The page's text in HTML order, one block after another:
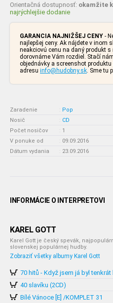
Orientačná dostupnosť: okamžite
najrýchlejšie dodanie
GARANCIA NAJNIŽŠEJ CENY -
najlepšej ceny. Ak nájdete v inom
neakciovú cenu na daný produkt
dorovnáme Vám rozdiel. Stačí
objednávky a screenshot
adresu info@hudobny.sk. Sme tu
Zaradenie : Pop
Nosič
: CD
Počet nosičov
: 1
V ponuke od
: 09.09.2016
Dátum vydania
: 23.09.2016
INFORMÁCIE O INTERPRETOVI
KAREL GOTT
Karel Gott je český spevák,
slovenskej populárnej hudby.
Zobraziť všetky albumy Karel Gott
70 hitů - Když jsem já byl tenkrát
40 slavíku (2CD)
Bílé Vánoce [E] /KOMPLET 31